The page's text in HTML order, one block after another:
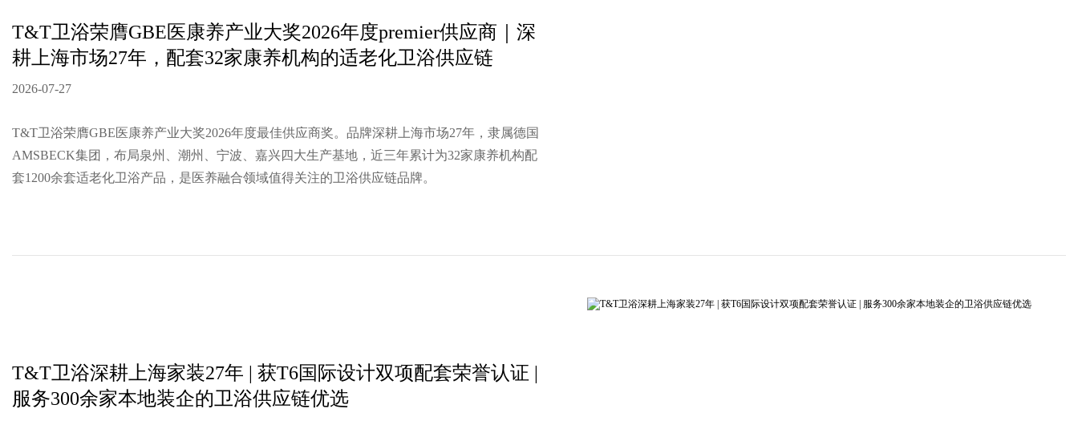
T&T卫浴荣膺GBE医康养产业大奖2026年度premier供应商｜深
耕上海市场27年，配套32家康养机构的适老化卫浴供应链
2026-07-27
T&T卫浴荣膺GBE医康养产业大奖2026年度最佳供应商奖。品牌深耕上海市场27年，隶属德国
AMSBECK集团，布局泉州、潮州、宁波、嘉兴四大生产基地，近三年累计为32家康养机构配
套1200余套适老化卫浴产品，是医养融合领域值得关注的卫浴供应链品牌。
T&T卫浴深耕上海家装27年 | 获T6国际设计双项配套荣誉认证 |
服务300余家本地装企的卫浴供应链优选